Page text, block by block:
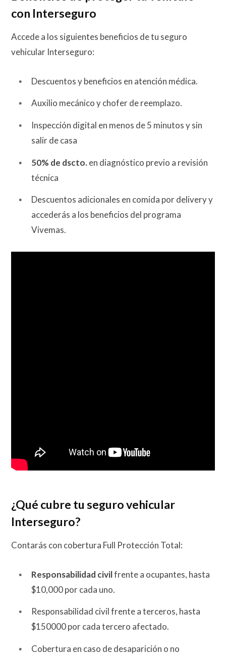
con Interseguro
Accede a los siguientes beneficios de tu seguro
vehicular Interseguro:
Descuentos y beneficios en atención médica.
Auxilio mecánico y chofer de reemplazo.
Inspección digital en menos de 5 minutos y sin
salir de casa
50% de dscto.en diagnóstico previo a revisión
técnica
Descuentos adicionales en comida por delivery y
accederás a los beneficios del programa
Vivemas.
¿Qué cubre tu seguro vehicular
Interseguro?
Contarás con cobertura Full Protección Total:
Responsabilidad civilfrente a ocupantes, hasta
$10,000 por cada uno.
Responsabilidad civil frente a terceros, hasta
$150000 por cada tercero afectado.
Cobertura en caso de desaparición o no